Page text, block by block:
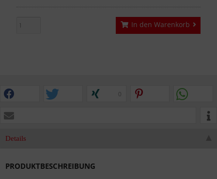
In den Warenkorb
0
Details
PRODUKTBESCHREIBUNG